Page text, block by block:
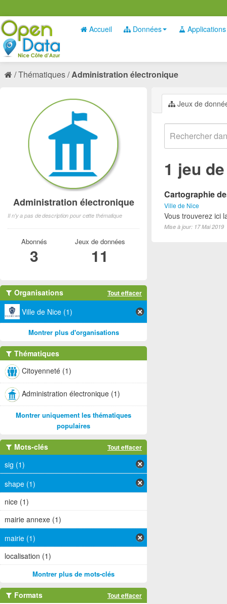
Accueil Données Applications
Thématiques Administration électronique
Jeux de
1 jeu
Cartographie
Ville de Nice
Vous trouverez ici
Mise à jour: 17 Mai 2019
Administration électronique
Il n'y a pas de description pour cette thématique
Abonnés
3
Jeux de données
11
Organisations Tout effacer
Ville de Nice (1)
Montrer plus d'organisations
Thématiques
Citoyenneté (1)
Administration électronique (1)
Montrer uniquement les thématiques
populaires
Mots-clés Tout effacer
sig (1)
shape (1)
nice (1)
mairie annexe (1)
mairie (1)
localisation (1)
Montrer plus de mots-clés
Formats Tout effacer